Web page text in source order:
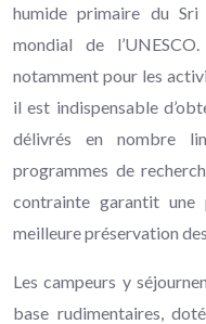
humide primaire du Sri
mondial de
notamment pour les
il est indispensable
délivrés en nombre
programmes de
contrainte garantit
meilleure préservation
Les campeurs y
base rudimentaires,